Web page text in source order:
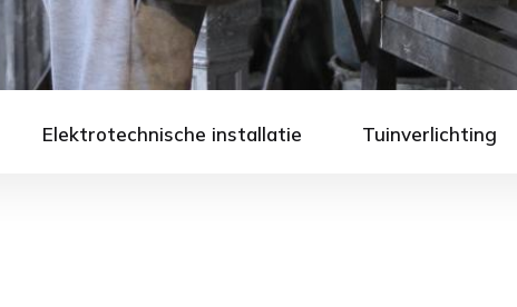
Elektrotechnische installatie Tuinverlichting